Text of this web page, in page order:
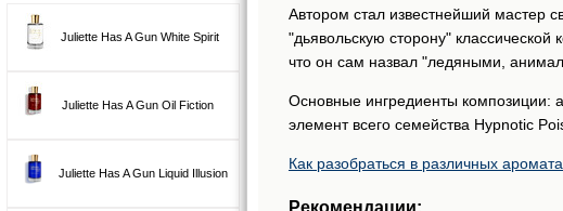
Juliette Has A Gun White Spirit
Juliette Has A Gun Oil Fiction
Juliette Has A Gun Liquid Illusion
Автором стал известнейший мастер
"дьявольскую сторону"
что он сам назвал "ледяными,
Основные ингредиенты композиции:
элемент всего семейства Hypnotic
Как разобраться в различных
Рекомендации: